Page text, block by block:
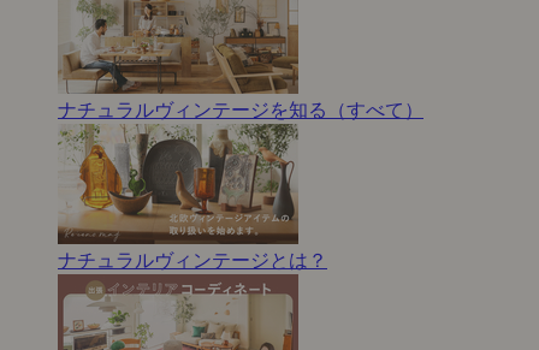
ナチュラルヴィンテージを知る（すべて）
ナチュラルヴィンテージとは？